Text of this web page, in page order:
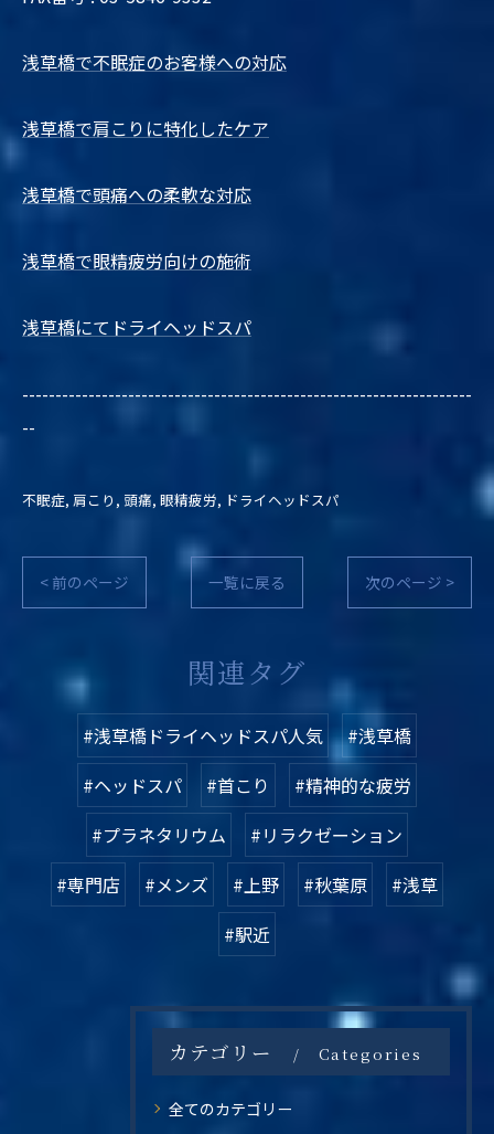
浅草橋で不眠症のお客様への対応
浅草橋で肩こりに特化したケア
浅草橋で頭痛への柔軟な対応
浅草橋で眼精疲労向けの施術
浅草橋にてドライヘッドスパ
--------------------------------------------------------------------
--
不眠症 肩こり 頭痛 眼精疲労 ドライヘッドスパ
< 前のページ 一覧に戻る 次のページ >
関連タグ
#浅草橋ドライヘッドスパ人気
#浅草橋
#ヘッドスパ
#首こり
#精神的な疲労
#プラネタリウム
#リラクゼーション
#専門店
#メンズ #上野 #秋葉原
#浅草
#駅近
カテゴリー Categories
全てのカテゴリー